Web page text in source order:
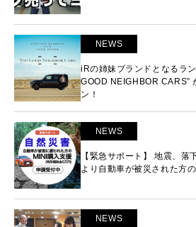
NEWS
iRの姉妹ブランドとなるラ
GOOD NEIGHBOR CARS”
ン！
NEWS
【緊急サポート】 地震、落
より自動車が被災された方
NEWS